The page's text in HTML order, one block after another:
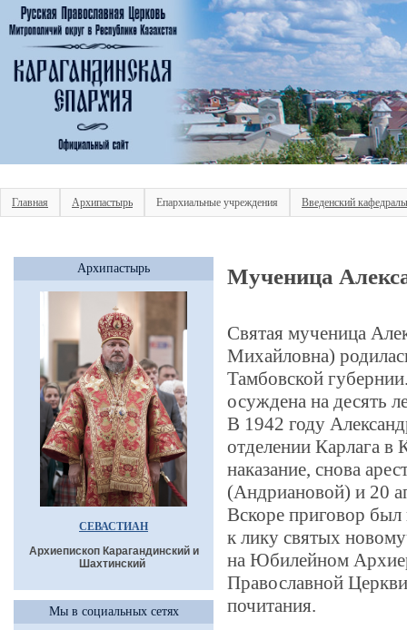
Главная Архипастырь Епархиальные учреждения Введенский
Архипастырь
СЕВАСТИАН
Архиепископ Карагандинский и
Шахтинский
Мы в социальных сетях
Мученица
Святая мученица
Михайловна)
Тамбовской
осуждена на десять
В 1942 году
отделении Карлага в
наказание, снова
(Андриановой) и 20
Вскоре приговор был
к лику святых
на Юбилейном
Православной
почитания.